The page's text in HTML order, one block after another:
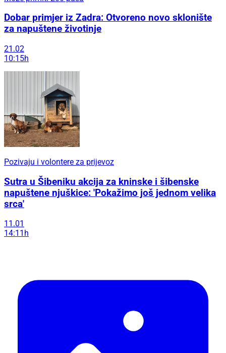
Dobar primjer iz Zadra: Otvoreno novo sklonište
za napuštene životinje
21.02
10:15h
Pozivaju i volontere za prijevoz
Sutra u Šibeniku akcija za kninske i šibenske
napuštene njuškice: 'Pokažimo još jednom velika
srca'
11.01
14:11h